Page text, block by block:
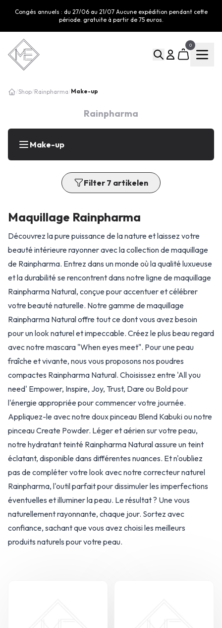
Congés annuels : du 27/06 au 21/07 Aucune expédition pendant cette
période. gratuite à partir de 75 euros.
0
/Shop/ Rainpharma/ Make-up
Rainpharma
Make-up
Filter 7 artikelen
Maquillage Rainpharma
Découvrez la pure puissance de la nature et laissez votre
beauté intérieure rayonner avec la collection de maquillage
de Rainpharma. Entrez dans un monde où la qualité luxueuse
et la durabilité se rencontrent dans notre ligne de maquillage
Rainpharma Natural, conçue pour accentuer et célébrer
votre beauté naturelle. Notre gamme de maquillage
Rainpharma Natural offre tout ce dont vous avez besoin
pour un look naturel et impeccable. Créez le plus beau regard
avec notre mascara "When eyes meet". Pour une peau
fraîche et vivante, nous vous proposons nos poudres
compactes Rainpharma Natural. Choisissez entre 'All you
need' Empower, Inspire, Joy, Trust, Dare ou Bold pour
l'énergie appropriée pour commencer votre journée.
Appliquez-le avec notre doux pinceau Blend Kabuki ou notre
pinceau Create Powder. Léger et aérien sur votre peau,
notre hydratant teinté Rainpharma Natural assure un teint
éclatant, disponible dans différentes nuances. Et n'oubliez
pas de compléter votre look avec notre correcteur naturel
Rainpharma, l'outil parfait pour dissimuler les imperfections
éventuelles et illuminer la peau. Le résultat ? Une vous
naturellement rayonnante, chaque jour. Sortez avec
confiance, sachant que vous avez choisi les meilleurs
produits naturels pour votre peau.